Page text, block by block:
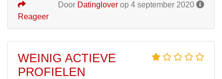
Door Datinglover op 4 september 2020
Reageer
WEINIG ACTIEVE
PROFIELEN